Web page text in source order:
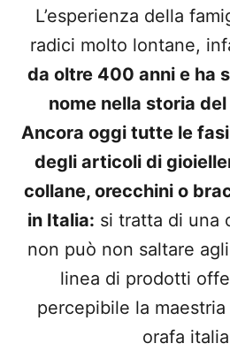
L’esperienza della
radici molto lontane,
da oltre 400 anni e ha
nome nella storia
Ancora oggi tutte le
degli articoli di
collane, orecchini o
in Italia: si tratta di una
non può non saltare
linea di prodotti
percepibile la
orafa